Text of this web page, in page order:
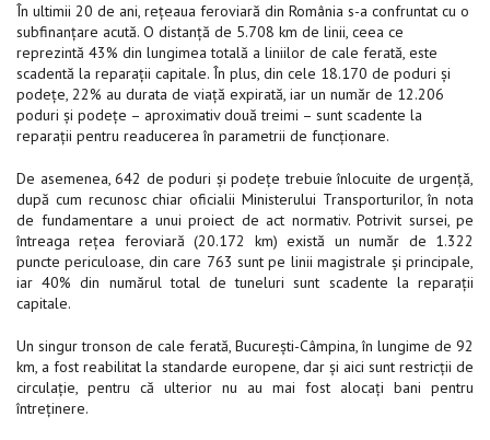
În ultimii 20 de ani, rețeaua feroviară din România s-a confruntat cu o
subfinanțare acută. O distanță de 5.708 km de linii, ceea ce
reprezintă 43% din lungimea totală a liniilor de cale ferată, este
scadentă la reparații capitale. În plus, din cele 18.170 de poduri și
podețe, 22% au durata de viață expirată, iar un număr de 12.206
poduri și podețe – aproximativ două treimi – sunt scadente la
reparații pentru readucerea în parametrii de funcționare.
De asemenea, 642 de poduri și podețe trebuie înlocuite de urgență,
după cum recunosc chiar oficialii Ministerului Transporturilor, în nota
de fundamentare a unui proiect de act normativ. Potrivit sursei, pe
întreaga rețea feroviară (20.172 km) există un număr de 1.322
puncte periculoase, din care 763 sunt pe linii magistrale și principale,
iar 40% din numărul total de tuneluri sunt scadente la reparații
capitale.
Un singur tronson de cale ferată, București-Câmpina, în lungime de 92
km, a fost reabilitat la standarde europene, dar și aici sunt restricții de
circulație, pentru că ulterior nu au mai fost alocați bani pentru
întreținere.